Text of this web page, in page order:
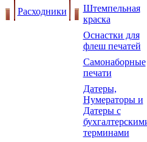
Расходники
Штемпельная
краска
Оснастки для
флеш печатей
Самонаборные
печати
Датеры,
Нумераторы и
Датеры с
терминами